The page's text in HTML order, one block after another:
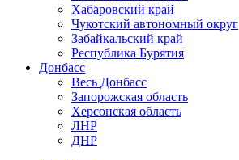
Хабаровский край
Чукотский автономный округ
Забайкальский край
Республика Бурятия
Донбасс
Весь Донбасс
Запорожская область
Херсонская область
ЛНР
ДНР